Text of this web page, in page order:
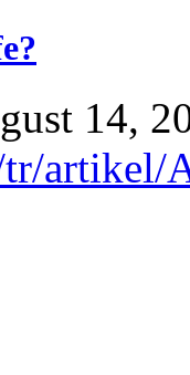
14,
artikel/